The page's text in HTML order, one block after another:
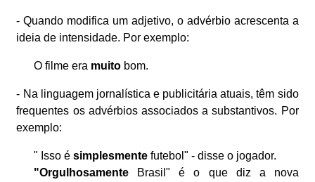
- Quando modifica um adjetivo, o advérbio acrescenta a
ideia de intensidade. Por exemplo:
O filme era muito bom.
- Na linguagem jornalística e publicitária atuais, têm sido
frequentes os advérbios associados a substantivos. Por
exemplo:
" Isso ésimplesmente futebol" - disse o jogador.
"Orgulhosamente Brasil" é o que diz a nova